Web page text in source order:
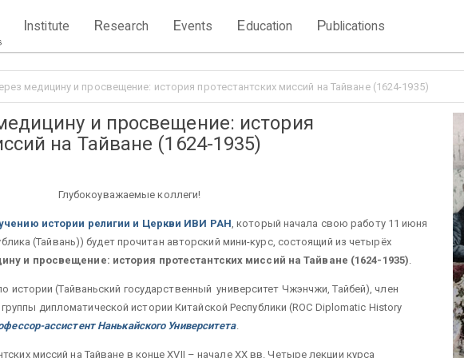
Institute Research Events Education Publications
медицину и просвещение: история протестантских миссий на Тайване (1624-1935)
и просвещение: история
на Тайване (1624-1935)
Глубокоуважаемые коллеги!
истории религии и Церкви ИВИ РАН, который начала свою работу 11 июня
(Тайвань)) будет прочитан авторский мини-курс, состоящий из четырёх
и просвещение: история протестантских миссий на Тайване (1624-1935).
истории (Тайваньский государственный университет Чжэнчжи, Тайбей), член
дипломатической истории Китайской Республики (ROC Diplomatic History
ассистент Нанькайского Университета.
миссий на Тайване в конце XVII – начале XX вв. Четыре лекции курса